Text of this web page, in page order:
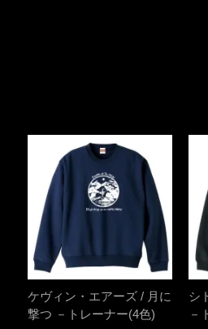
ケヴィン・エアーズ / 月に
撃つ －トレーナー(4色)
シ
－